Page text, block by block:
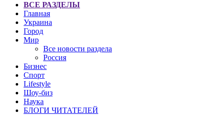
ВСЕ РАЗДЕЛЫ
Главная
Украина
Город
Мир
Все новости раздела
Россия
Бизнес
Спорт
Lifestyle
Шоу-биз
Наука
БЛОГИ ЧИТАТЕЛЕЙ